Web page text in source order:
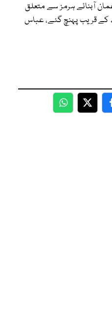
عمان آبنائے ہرمز سے متعلق
قریب پہنچ گئے، عباس
WhatsApp